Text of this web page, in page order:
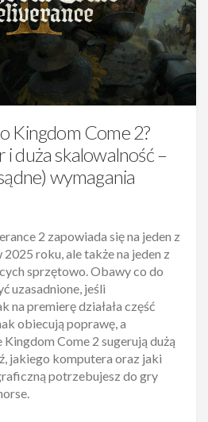
Kingdom Come 2?
duża skalowalność –
wymagania
2 zapowiada się na jeden z
roku, ale także na jeden z
sprzętowo. Obawy co do
uzasadnione, jeśli
na premierę działała część
obiecują poprawę, a
Come 2 sugerują dużą
jakiego komputera oraz jaki
potrzebujesz do gry